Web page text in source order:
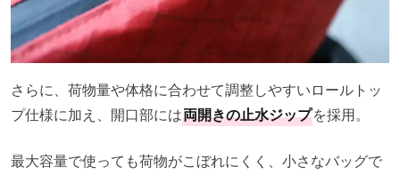
さらに、荷物量や体格に合わせて調整しやすいロールトッ
プ仕様に加え、開口部には両開きの止水ジップを採用。
最大容量で使っても荷物がこぼれにくく、小さなバッグで